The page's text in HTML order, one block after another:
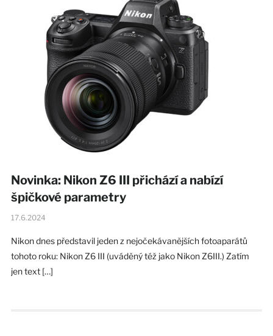
Novinka: Nikon Z6 III přichází a nabízí
špičkové parametry
17.6.2024
Nikon dnes představil jeden z nejočekávanějších fotoaparátů
tohoto roku: Nikon Z6 III (uváděný též jako Nikon Z6III.) Zatím
jen text […]